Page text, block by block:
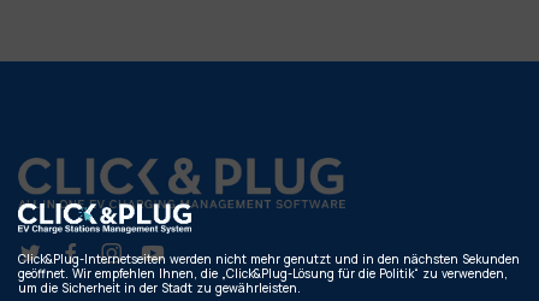
Click&Plug-Internetseiten werden nicht mehr genutzt und in den nächsten Sekunden
geöffnet. Wir empfehlen Ihnen, die „Click&Plug-Lösung für die Politik“ zu verwenden,
um die Sicherheit in der Stadt zu gewährleisten.